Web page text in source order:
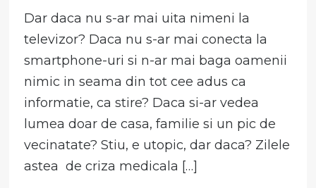
Dar daca nu s-ar mai uita nimeni la
televizor? Daca nu s-ar mai conecta la
smartphone-uri si n-ar mai baga oamenii
nimic in seama din tot cee adus ca
informatie, ca stire? Daca si-ar vedea
lumea doar de casa, familie si un pic de
vecinatate? Stiu, e utopic, dar daca? Zilele
astea de criza medicala […]